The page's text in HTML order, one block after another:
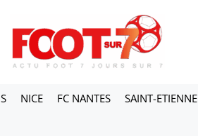
NICE FC NANTES SAINT-ETIENNE